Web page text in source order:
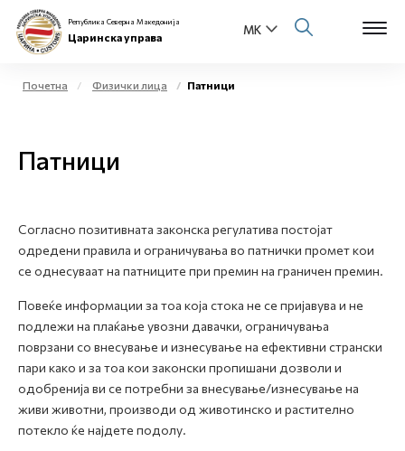
Физички лица
Бизнис заедница
Open
Е-Царина
Медиа центар
Контакт
Република Северна Македонија
Царинска управа
Почетна Физички лица Патници
Патници
Согласно позитивната законска регулатива постојат
одредени правила и ограничувања во патнички промет кои
се однесуваат на патниците при премин на граничен премин.
Повеќе информации за тоа која стока не се пријавува и не
подлежи на плаќање увозни давачки, ограничувања
поврзани со внесување и изнесување на ефективни странски
пари како и за тоа кои законски пропишани дозволи и
одобренија ви се потребни за внесување/изнесување на
живи животни, производи од животинско и растително
потекло ќе најдете подолу.